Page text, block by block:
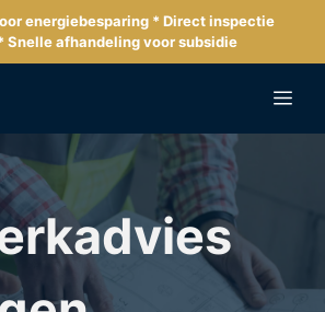
energiebesparing * Direct inspectie
Snelle afhandeling voor subsidie